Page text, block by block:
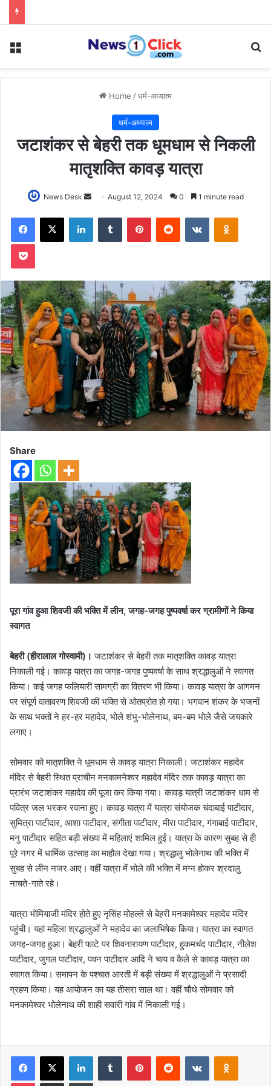
Menu
Home /धर्म-अध्यात्म
धर्म-अध्यात्म
जटाशंकर से बेहरी तक धूमधाम से निकली
मातृशक्ति कावड़ यात्रा
News Desk
Send
email
August 12, 2024 0 1 minute read
Facebook
X LinkedInTumblr PinterestReddit VKontakte
Pocket
Share
पूरा गांव हुआ शिवजी की भक्ति में लीन, जगह-जगह पुष्पवर्षा कर ग्रामीणों ने किया
स्वागत
बेहरी (हीरालाल गोस्वामी)। जटाशंकर से बेहरी तक मातृशक्ति कावड़ यात्रा
निकाली गई। कावड़ यात्रा का जगह-जगह पुष्पवर्षा के साथ श्रद्धालुओं ने स्वागत
किया। कई जगह फलियारी सामग्री का वितरण भी किया। कावड़ यात्रा के आगमन
पर संपूर्ण वातावरण शिवजी की भक्ति से ओतप्रोत हो गया। भगवान शंकर के भजनों
के साथ भक्तों ने हर-हर महादेव, भोले शंभु-भोलेनाथ, बम-बम भोले जैसे जयकारे
लगाए।
सोमवार को मातृशक्ति ने धूमधाम से कावड़ यात्रा निकाली। जटाशंकर महादेव
मंदिर से बेहरी स्थित प्राचीन मनकामनेश्वर महादेव मंदिर तक कावड़ यात्रा का
प्रारंभ जटाशंकर महादेव की पूजा कर किया गया। कावड़ यात्री जटाशंकर धाम से
पवित्र जल भरकर रवाना हुए। कावड़ यात्रा में यात्रा संयोजक चंदाबाई पाटीदार,
सुमित्रा पाटीदार, आशा पाटीदार, संगीता पाटीदार, मीरा पाटीदार, गंगाबाई पाटीदार,
मनु पाटीदार सहित बड़ी संख्या में महिलाएं शामिल हुईं। यात्रा के कारण सुबह से ही
पूरे नगर में धार्मिक उत्साह का माहौल देखा गया। श्रद्धालु भोलेनाथ की भक्ति में
सुबह से लीन नजर आए। वहीं यात्रा में भोले की भक्ति में मग्न होकर श्रदालु
नाचते-गाते रहे।
यात्रा भोमियाजी मंदिर होते हुए नृसिंह मोहल्ले से बेहरी मनकामेश्वर महादेव मंदिर
पहुंची। यहां महिला श्रद्धालुओं ने महादेव का जलाभिषेक किया। यात्रा का स्वागत
जगह-जगह हुआ। बेहरी फाटे पर शिवनारायण पाटीदार, हुकमचंद पाटीदार, नीलेश
पाटीदार, जुगल पाटीदार, पवन पाटीदार आदि ने चाय व कैले से कावड़ यात्रा का
स्वागत किया। समापन के पश्चात आरती में बड़ी संख्या में श्रद्धालुओं ने प्रसादी
ग्रहण किया। यह आयोजन का यह तीसरा साल था। वहीं चौथे सोमवार को
मनकामेश्वर भोलेनाथ की शाही सवारी गांव में निकाली गई।
Facebook
X LinkedInTumblr PinterestReddit VKontakte
Pocket Share via Email Print